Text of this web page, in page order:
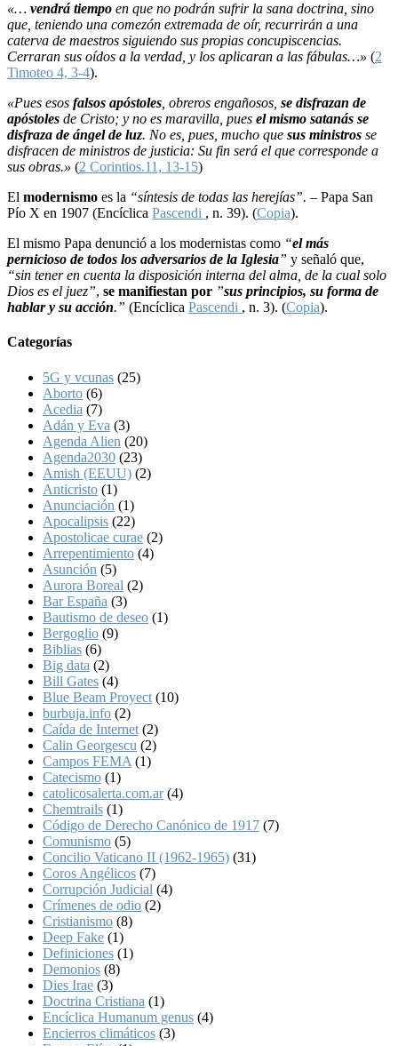
«… vendrá tiempo en que no podrán sufrir la sana doctrina, sino
que, teniendo una comezón extremada de oír, recurrirán a una
caterva de maestros siguiendo sus propias concupiscencias.
Cerraran sus oídos a la verdad, y los aplicaran a las fábulas…» (2
Timoteo 4, 3-4).
«Pues esos falsos apóstoles , obreros engañosos, se disfrazan de
apóstoles de Cristo; y no es maravilla, pues el mismo satanás se
disfraza de ángel de luz. No es, pues, mucho que sus ministros se
disfracen de ministros de justicia: Su fin será el que corresponde a
sus obras.» (2 Corintios.11, 13-15)
El modernismo es la “síntesis de todas las herejías”. – Papa San
Pío X en 1907 (Encíclica Pascendi , n. 39). (Copia).
El mismo Papa denunció a los modernistas como “el más
pernicioso de todos los adversarios de la Iglesia” y señaló que,
“sin tener en cuenta la disposición interna del alma, de la cual solo
Dios es el juez”, se manifiestan por ”sus principios, su forma de
hablar y su acción.” (Encíclica Pascendi , n. 3). (Copia).
Categorías
5G y vcunas (25)
Aborto (6)
Acedia (7)
Adán y Eva (3)
Agenda Alien (20)
Agenda2030 (23)
Amish (EEUU) (2)
Anticristo (1)
Anunciación (1)
Apocalipsis (22)
Apostolicae curae (2)
Arrepentimiento (4)
Asunción (5)
Aurora Boreal (2)
Bar España (3)
Bautismo de deseo (1)
Bergoglio (9)
Biblias (6)
Big data (2)
Bill Gates (4)
Blue Beam Proyect (10)
burbuja.info (2)
Caída de Internet (2)
Calin Georgescu (2)
Campos FEMA (1)
Catecismo (1)
catolicosalerta.com.ar(4)
Chemtrails (1)
Código de Derecho Canónico de 1917 (7)
Comunismo (5)
Concilio Vaticano II (1962-1965) (31)
Coros Angélicos (7)
Corrupción Judicial (4)
Crímenes de odio (2)
Cristianismo (8)
Deep Fake (1)
Definiciones (1)
Demonios (8)
Dies Irae (3)
Doctrina Cristiana (1)
Encíclica Humanum genus (4)
Encierros climáticos (3)